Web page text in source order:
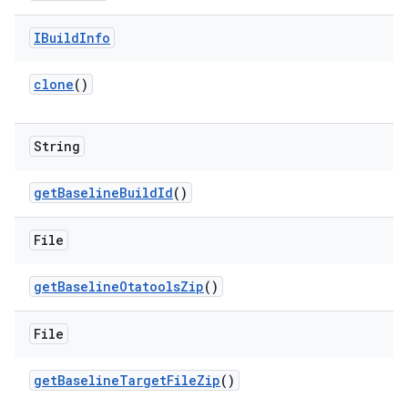
IBuildInfo
clone()
String
getBaselineBuildId()
File
getBaselineOtatoolsZip()
File
getBaselineTargetFileZip()